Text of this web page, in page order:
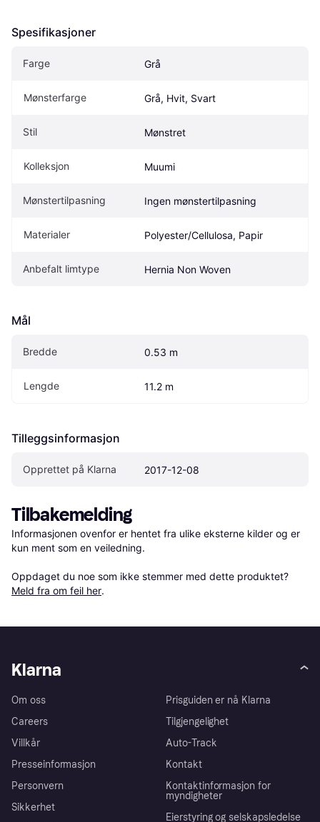
Spesifikasjoner
Farge Grå
Mønsterfarge Grå, Hvit, Svart
Stil Mønstret
Kolleksjon Muumi
Mønstertilpasning Ingen mønstertilpasning
Materialer Polyester/Cellulosa, Papir
Anbefalt limtype Hernia Non Woven
Mål
Bredde 0.53 m
Lengde 11.2 m
Tilleggsinformasjon
Opprettet på Klarna 2017-12-08
Tilbakemelding
Informasjonen ovenfor er hentet fra ulike eksterne kilder og er
kun ment som en veiledning.
Oppdaget du noe som ikke stemmer med dette produktet?
Meld fra om feil her.
Klarna
Om oss
Careers
Villkår
Presseinformasjon
Personvern
Sikkerhet
Prisguiden er nå Klarna
Tilgjengelighet
Auto-Track
Kontakt
Kontaktinformasjon for
myndigheter
Eierstyring og selskapsledelse